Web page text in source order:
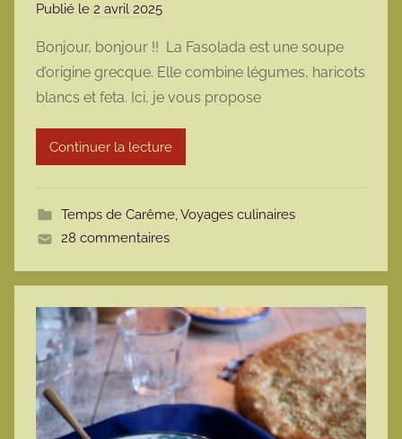
Publié le 2 avril 2025
m
a
r
m
t
e
Bonjour, bonjour !! La Fasolada est une soupe
d’origine grecque. Elle combine légumes, haricots
blancs et feta. Ici, je vous propose
Continuer la lecture
Temps de Carême,Voyages culinaires
28 commentaires